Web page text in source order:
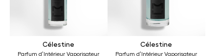
Célestine
Parfum d’Intérieur Vaporisateur
Célestine
Parfum d’Intérieur Vaporisateur